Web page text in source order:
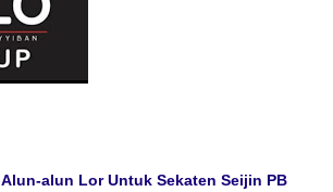
Alun-alun Lor Untuk Sekaten Seijin PB